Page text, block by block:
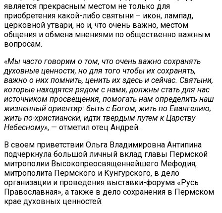
является прекрасным местом не только для
приобретения какой-либо святыни – икон, лампад,
церковной утвари, но и, что очень важно, местом
общения и обмена мнениями по общественно важным
вопросам.
«Мы часто говорим о том, что очень важно сохранять
духовные ценности, но для того чтобы их сохранять,
важно о них помнить, ценить их здесь и сейчас. Святыни,
которые находятся рядом с нами, должны стать для нас
источником просвещения, помогать нам определить наш
жизненный ориентир: быть с Богом, жить по Евангелию,
жить по-христиански, идти твердым путем к Царству
Небесному», — отметил отец Андрей.
В своем приветствии Ольга Владимировна Антипина
подчеркнула большой личный вклад главы Пермской
митрополии Высокопреосвященнейшего Мефодия,
митрополита Пермского и Кунгурского, в дело
организации и проведения выставки-форума «Русь
Православная», а также в дело сохранения в Пермском
крае духовных ценностей: